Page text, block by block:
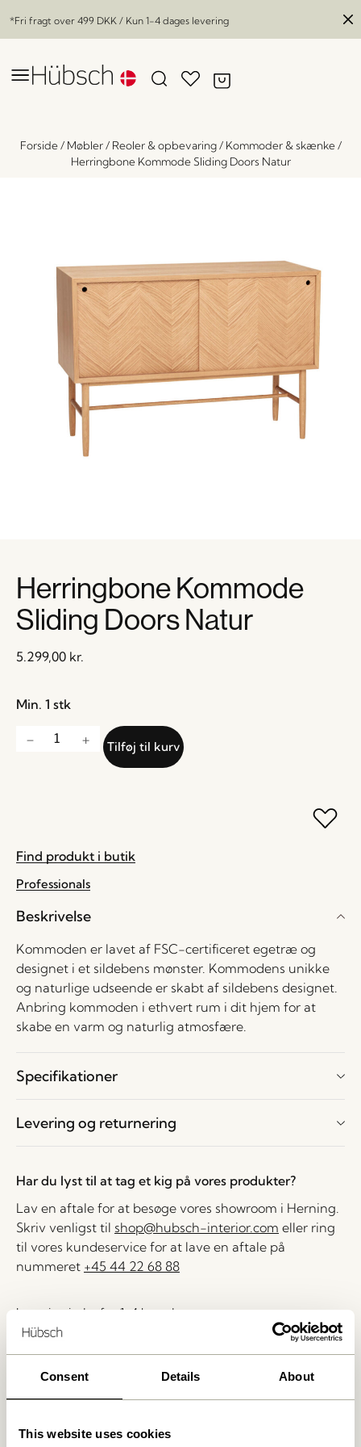
Consent Details About
This website uses cookies
*Fri fragt over 499 DKK / Kun 1-4 dages levering
Forside/ Møbler/ Reoler & opbevaring/ Kommoder & skænke/
Herringbone Kommode Sliding Doors Natur
Herringbone Kommode
Sliding Doors Natur
5.299,00 kr.
Min. 1 stk
Tilføj til kurv
Find produkt i butik
Professionals
Beskrivelse
Kommoden er lavet af FSC-certificeret egetræ og
designet i et sildebens mønster. Kommodens unikke
og naturlige udseende er skabt af sildebens designet.
Anbring kommoden i ethvert rum i dit hjem for at
skabe en varm og naturlig atmosfære.
Specifikationer
Levering og returnering
Har du lyst til at tag et kig på vores produkter?
Lav en aftale for at besøge vores showroom i Herning.
Skriv venligst til shop@hubsch-interior.com eller ring
til vores kundeservice for at lave en aftale på
nummeret +45 44 22 68 88
Levering indenfor 1-4 hverdage
30 dages returret
Fri fragt over499 DKK*
Relaterede varer